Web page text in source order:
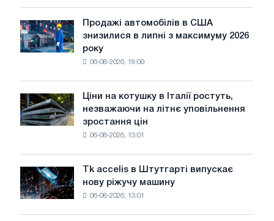
тільки
ЕДП:
PwC
Продажі
автомобілів
в
липні
з
максимуму
року
Продажі автомобілів в США
знизилися в липні з максимуму 2026
року
06-08-2026, 19:00
Ціни
на
котушку
незважаючи
на
літнє
уповільнення
Ціни на котушку в Італії ростуть,
незважаючи на літнє уповільнення
зростання цін
06-08-2026, 13:01
Tk
accelis
в
Tk accelis в Штутгарті випускає
нову ріжучу машину
06-08-2026, 13:01